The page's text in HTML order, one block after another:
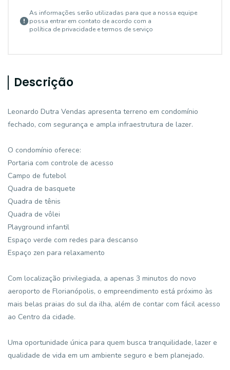
As informações serão utilizadas para que a nossa equipe
possa entrar em contato de acordo com a
política de privacidade e termos de serviço
Descrição
Leonardo Dutra Vendas apresenta terreno em condomínio
fechado, com segurança e ampla infraestrutura de lazer.
O condomínio oferece:
Portaria com controle de acesso
Campo de futebol
Quadra de basquete
Quadra de tênis
Quadra de vôlei
Playground infantil
Espaço verde com redes para descanso
Espaço zen para relaxamento
Com localização privilegiada, a apenas 3 minutos do novo
aeroporto de Florianópolis, o empreendimento está próximo às
mais belas praias do sul da ilha, além de contar com fácil acesso
ao Centro da cidade.
Uma oportunidade única para quem busca tranquilidade, lazer e
qualidade de vida em um ambiente seguro e bem planejado.